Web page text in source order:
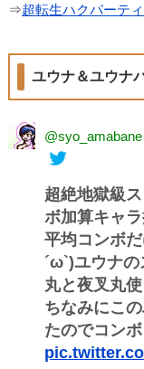
⇒超転生ハクパーテ
ユウナ＆ユウナ
超絶地獄級
ボ加算キャ
平均コンボ
´ω`)ユウナ
丸と夜叉丸
ちなみにこ
たのでコン